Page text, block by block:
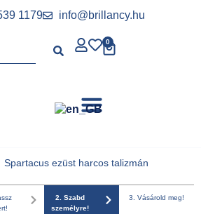
1179 info@brillancy.hu
0
Spartacus ezüst harcos talizmán
2. Szabd
személyre!
3. Vásárold meg!